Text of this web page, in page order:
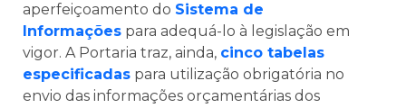
aperfeiçoamento do Sistema de
Informações para adequá-lo à legislação em
vigor. A Portaria traz, ainda, cinco tabelas
especificadas para utilização obrigatória no
envio das informações orçamentárias dos